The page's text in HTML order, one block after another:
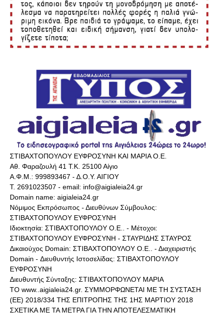
ΣΤΙΒΑΧΤΟΠΟΥΛΟΥ ΕΥΦΡΟΣΥΝΗ ΚΑΙ ΜΑΡΙΑ Ο.Ε.
Αθ. Φαραζουλή 41 Τ.Κ. 25100 Αίγιο
Α.Φ.Μ.: 999893467 - Δ.Ο.Υ. ΑΙΓΙΟΥ
Τ. 2691023507 - email: info@aigialeia24.gr
Domain name: aigialeia24.gr
Νόμιμος Εκπρόσωπος - Διευθύνων Σύμβουλος:
ΣΤΙΒΑΧΤΟΠΟΥΛΟΥ ΕΥΦΡΟΣΥΝΗ
Ιδιοκτησία: ΣΤΙΒΑΧΤΟΠΟΥΛΟΥ Ο.Ε.. - Μέτοχοι:
ΣΤΙΒΑΧΤΟΠΟΥΛΟΥ ΕΥΦΡΟΣΥΝΗ - ΣΤΑΥΡΙΔΗΣ ΣΤΑΥΡΟΣ
Δικαιούχος Domain: ΣΤΙΒΑΧΤΟΠΟΥΛΟΥ Ο.Ε.. - Διαχειριστής
Domain - Διευθυντής Ιστοσελίδας: ΣΤΙΒΑΧΤΟΠΟΥΛΟΥ
ΕΥΦΡΟΣΥΝΗ
Διευθυντής Σύνταξης: ΣΤΙΒΑΧΤΟΠΟΥΛΟΥ ΜΑΡΙΑ
ΤΟ www..aigialeia24.gr. ΣΥΜΜΟΡΦΩΝΕΤΑΙ ΜΕ ΤΗ ΣΥΣΤΑΣΗ
(ΕΕ) 2018/334 ΤΗΣ ΕΠΙΤΡΟΠΗΣ ΤΗΣ 1ΗΣ ΜΑΡΤΙΟΥ 2018
ΣΧΕΤΙΚΑ ΜΕ ΤΑ ΜΕΤΡΑ ΓΙΑ ΤΗΝ ΑΠΟΤΕΛΕΣΜΑΤΙΚΗ